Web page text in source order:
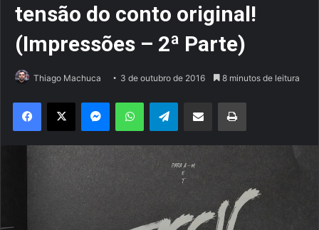
tensão do conto original!
(Impressões – 2ª Parte)
Thiago Machuca 3 de outubro de 2016 8 minutos de leitura